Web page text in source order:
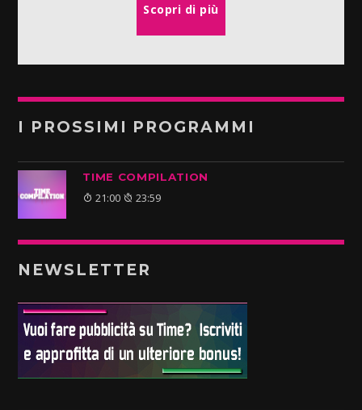
Scopri di più
I PROSSIMI PROGRAMMI
TIME COMPILATION
21:00 23:59
NEWSLETTER